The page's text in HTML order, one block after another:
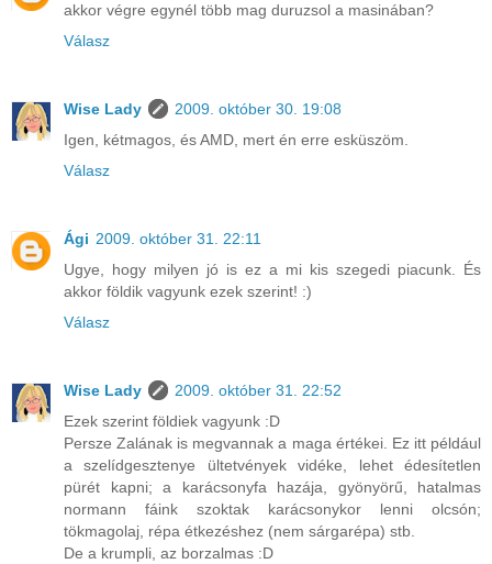
akkor végre egynél több mag duruzsol a masinában?
Válasz
Wise Lady
2009. október 30. 19:08
Igen, kétmagos, és AMD, mert én erre esküszöm.
Válasz
Ági 2009. október 31. 22:11
Ugye, hogy milyen jó is ez a mi kis szegedi piacunk. És
akkor földik vagyunk ezek szerint! :)
Válasz
Wise Lady
2009. október 31. 22:52
Ezek szerint földiek vagyunk :D
Persze Zalának is megvannak a maga értékei. Ez itt például
a szelídgesztenye ültetvények vidéke, lehet édesítetlen
pürét kapni; a karácsonyfa hazája, gyönyörű, hatalmas
normann fáink szoktak karácsonykor lenni olcsón;
tökmagolaj, répa étkezéshez (nem sárgarépa) stb.
De a krumpli, az borzalmas :D